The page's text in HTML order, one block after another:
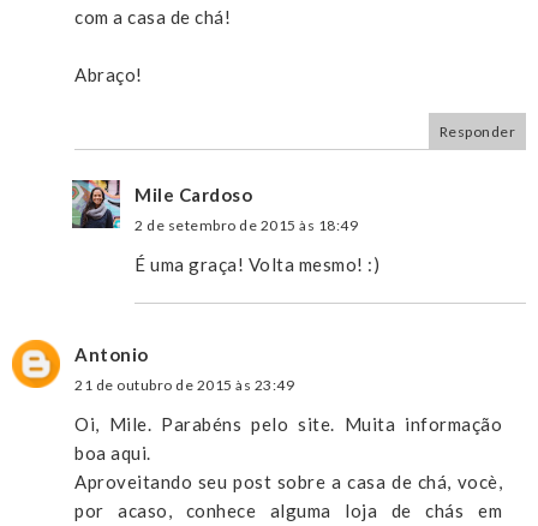
com a casa de chá!
Abraço!
Responder
Mile Cardoso
2 de setembro de 2015 às 18:49
É uma graça! Volta mesmo! :)
Antonio
21 de outubro de 2015 às 23:49
Oi, Mile. Parabéns pelo site. Muita informação
boa aqui.
Aproveitando seu post sobre a casa de chá, vocè,
por acaso, conhece alguma loja de chás em